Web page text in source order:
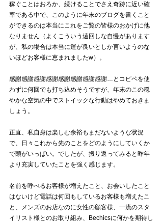
稼ぐことはおろか、続けることでさえ奇跡に近い確
率である中で、このように年末のブログを書くこと
ができるのは本当にこれをご覧の皆様のおかげに他
なりません（よくこういう遠回しな自慢があります
が、私の場合は本当に運が良いとしか言いようのな
いほどお客様に恵まれましたw）。
感謝感謝感謝感謝感謝感謝感謝感謝…とコピペを使
わずに何回でも打ち込めそうですが、年末のこの穏
やかな空気の中でストイックな行動はやめておきま
しょう。
正直、私自身は楽しむ余裕もまだないような状況
で、日々これから先のことをどのようにしていくか
で頭がいっぱい。でしたが、振り返ってみると昨年
より充実していたことを強く感じます。
名前を呼べるお客様が増えたこと、お会いしたこと
はないけど電話は何回もしているお客様も増えたこ
と、メンズのお店なのに女性の顧客様、一流のスタ
イリスト様とのお取り組み、Bechicsに何かを期待し